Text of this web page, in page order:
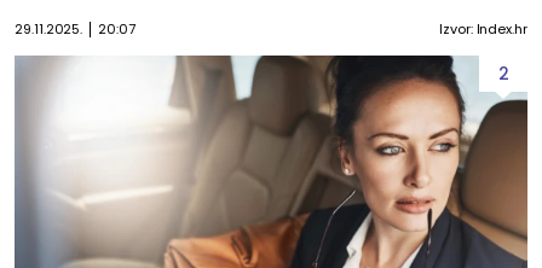
29.11.2025. 20:07 Izvor: Index.hr
2